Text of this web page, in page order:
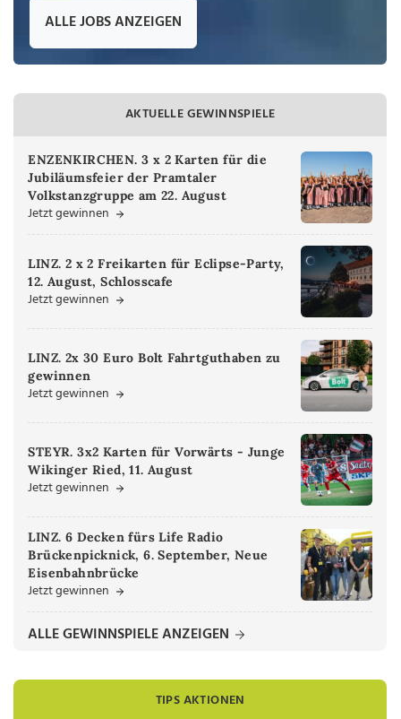
ALLE JOBS ANZEIGEN
AKTUELLE GEWINNSPIELE
ENZENKIRCHEN. 3 x 2 Karten für die
Jubiläumsfeier der Pramtaler
Volkstanzgruppe am 22. August
Jetzt gewinnen
LINZ. 2 x 2 Freikarten für Eclipse-Party,
12. August, Schlosscafe
Jetzt gewinnen
LINZ. 2x 30 Euro Bolt Fahrtguthaben zu
gewinnen
Jetzt gewinnen
STEYR. 3x2 Karten für Vorwärts - Junge
Wikinger Ried, 11. August
Jetzt gewinnen
LINZ. 6 Decken fürs Life Radio
Brückenpicknick, 6. September, Neue
Eisenbahnbrücke
Jetzt gewinnen
ALLE GEWINNSPIELE ANZEIGEN
TIPS AKTIONEN